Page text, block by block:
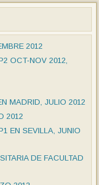
2012
OCT-NOV 2012,
MADRID, JULIO 2012
2012
EN SEVILLA, JUNIO
DE FACULTAD